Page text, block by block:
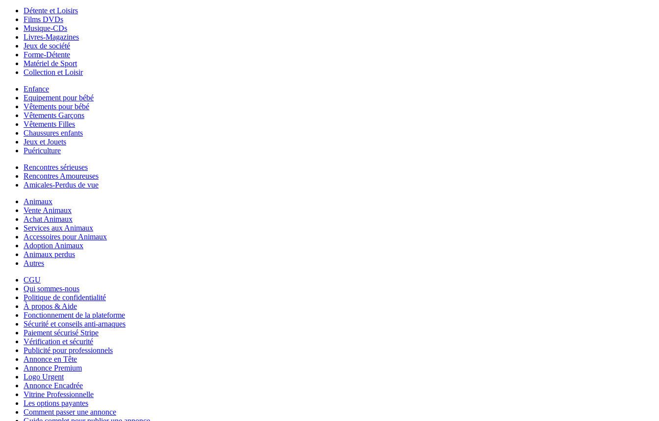
Détente et Loisirs
Films DVDs
Musique-CDs
Livres-Magazines
Jeux de société
Forme-Détente
Matériel de Sport
Collection et Loisir
Enfance
Equipement pour bébé
Vêtements pour bébé
Vêtements Garçons
Vêtements Filles
Chaussures enfants
Jeux et Jouets
Puériculture
Rencontres sérieuses
Rencontres Amoureuses
Amicales-Perdus de vue
Animaux
Vente Animaux
Achat Animaux
Services aux Animaux
Accessoires pour Animaux
Adoption Animaux
Animaux perdus
Autres
CGU
Qui sommes-nous
Politique de confidentialité
À propos & Aide
Fonctionnement de la plateforme
Sécurité et conseils anti-arnaques
Paiement sécurisé Stripe
Vérification et sécurité
Publicité pour professionnels
Annonce en Tête
Annonce Premium
Logo Urgent
Annonce Encadrée
Vitrine Professionnelle
Les options payantes
Comment passer une annonce